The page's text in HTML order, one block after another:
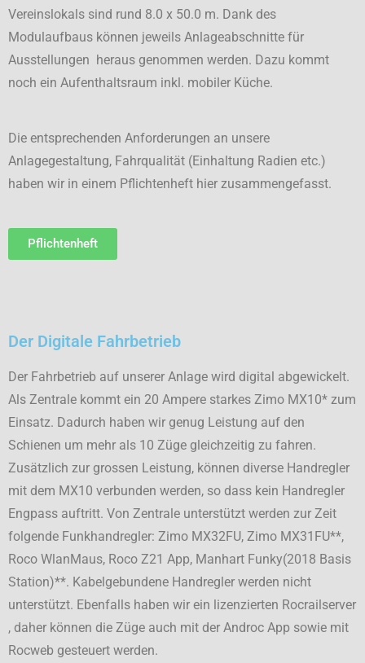
Vereinslokals sind rund 8.0 x 50.0 m. Dank des
Modulaufbaus können jeweils Anlageabschnitte für
Ausstellungen heraus genommen werden. Dazu kommt
noch ein Aufenthaltsraum inkl. mobiler Küche.
Die entsprechenden Anforderungen an unsere
Anlagegestaltung, Fahrqualität (Einhaltung Radien etc.)
haben wir in einem Pflichtenheft hier zusammengefasst.
Pflichtenheft
Der Digitale Fahrbetrieb
Der Fahrbetrieb auf unserer Anlage wird digital abgewickelt.
Als Zentrale kommt ein 20 Ampere starkes Zimo MX10* zum
Einsatz. Dadurch haben wir genug Leistung auf den
Schienen um mehr als 10 Züge gleichzeitig zu fahren.
Zusätzlich zur grossen Leistung, können diverse Handregler
mit dem MX10 verbunden werden, so dass kein Handregler
Engpass auftritt. Von Zentrale unterstützt werden zur Zeit
folgende Funkhandregler: Zimo MX32FU, Zimo MX31FU**,
Roco WlanMaus, Roco Z21 App, Manhart Funky(2018 Basis
Station)**. Kabelgebundene Handregler werden nicht
unterstützt. Ebenfalls haben wir ein lizenzierten Rocrailserver
, daher können die Züge auch mit der Androc App sowie mit
Rocweb gesteuert werden.